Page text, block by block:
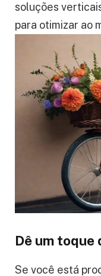
soluções
para otimizar ao
Dê um toque
Se você está